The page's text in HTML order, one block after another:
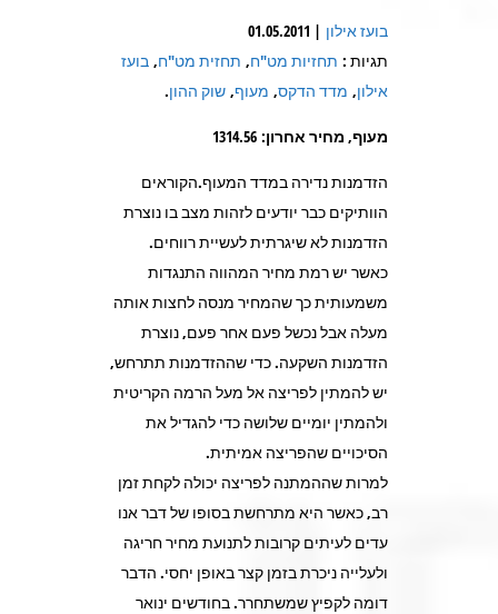
בועז אילון | 01.05.2011
תגיות : תחזיות מט"ח, תחזית מט"ח, בועז
אילון, מדד הדקס, מעוף, שוק ההון.
מעוף, מחיר אחרון: 1314.56
הזדמנות נדירה במדד המעוף.הקוראים
הוותיקים כבר יודעים לזהות מצב בו נוצרת
הזדמנות לא שיגרתית לעשיית רווחים.
כאשר יש רמת מחיר המהווה התנגדות
משמעותית כך שהמחיר מנסה לחצות אותה
מעלה אבל נכשל פעם אחר פעם, נוצרת
הזדמנות השקעה. כדי שההזדמנות תתרחש,
יש להמתין לפריצה אל מעל הרמה הקריטית
ולהמתין יומיים שלושה כדי להגדיל את
הסיכויים שהפריצה אמיתית.
למרות שההמתנה לפריצה יכולה לקחת זמן
רב, כאשר היא מתרחשת בסופו של דבר אנו
עדים לעיתים קרובות לתנועת מחיר חריגה
ולעלייה ניכרת בזמן קצר באופן יחסי. הדבר
דומה לקפיץ שמשתחרר. בחודשים ינואר